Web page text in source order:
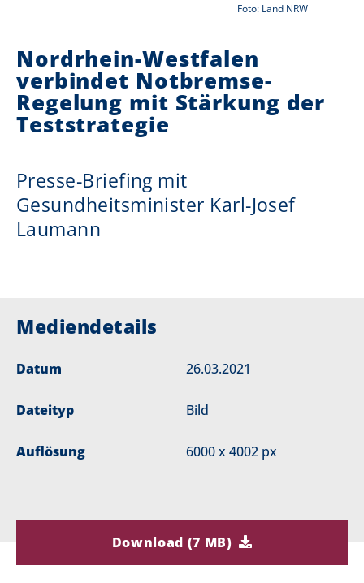
e
r
:
Foto: Land NRW
Nordrhein-Westfalen
verbindet Notbremse-
Regelung mit Stärkung der
Teststrategie
Presse-Briefing mit
Gesundheitsminister Karl-Josef
Laumann
Mediendetails
Datum 26.03.2021
Dateityp Bild
Auflösung 6000 x 4002 px
Download (7 MB)